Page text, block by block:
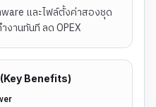
และไฟล์ตั้งค่าสองชุด
านทันที ลด OPEX
Benefits)